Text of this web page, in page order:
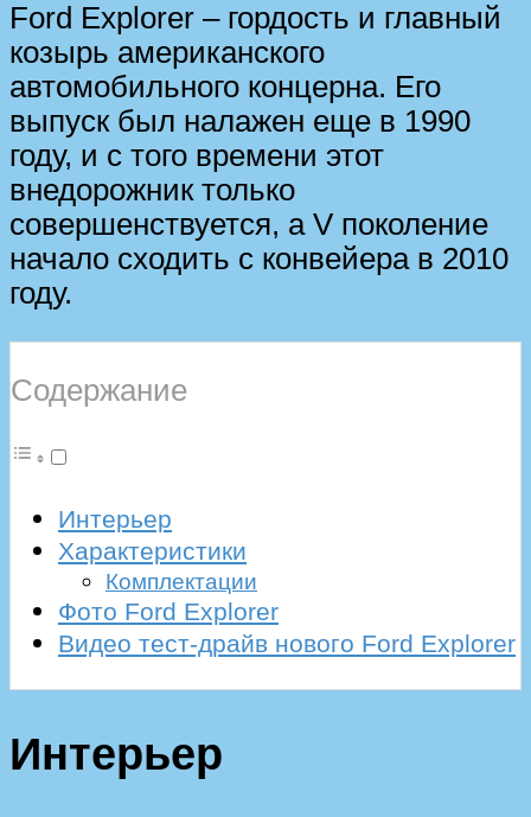
Ford Explorer – гордость и главный
козырь американского
автомобильного концерна. Его
выпуск был налажен еще в 1990
году, и с того времени этот
внедорожник только
совершенствуется, а V поколение
начало сходить с конвейера в 2010
году.
Содержание
Интерьер
Характеристики
Комплектации
Фото Ford Explorer
Видео тест-драйв нового Ford Explorer
Интерьер